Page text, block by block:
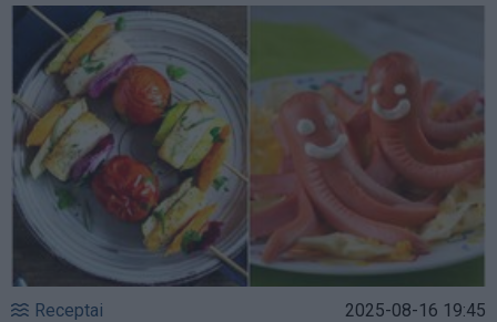
Receptai 2025-08-16 19:45